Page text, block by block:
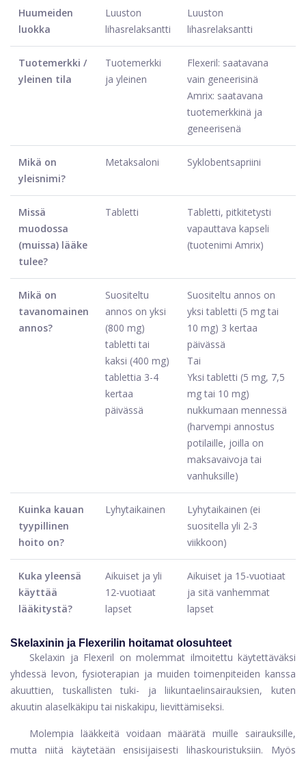
Huumeiden
luokka
Luuston
lihasrelaksantti
Luuston
lihasrelaksantti
Tuotemerkki /
yleinen tila
Tuotemerkki
ja yleinen
Flexeril: saatavana
vain geneerisinä
Amrix: saatavana
tuotemerkkinä ja
geneerisenä
Mikä on
yleisnimi?
Metaksaloni Syklobentsapriini
Missä
muodossa
(muissa) lääke
tulee?
Tabletti
Tabletti, pitkitetysti
vapauttava kapseli
(tuotenimi Amrix)
Mikä on
tavanomainen
annos?
Suositeltu
annos on yksi
(800 mg)
tabletti tai
kaksi (400 mg)
tablettia 3-4
kertaa
päivässä
Suositeltu annos on
yksi tabletti (5 mg tai
10 mg) 3 kertaa
päivässä
Tai
Yksi tabletti (5 mg, 7,5
mg tai 10 mg)
nukkumaan mennessä
(harvempi annostus
potilaille, joilla on
maksavaivoja tai
vanhuksille)
Kuinka kauan
tyypillinen
hoito on?
Lyhytaikainen
Lyhytaikainen (ei
suositella yli 2-3
viikkoon)
Kuka yleensä
käyttää
lääkitystä?
Aikuiset ja yli
12-vuotiaat
lapset
Aikuiset ja 15-vuotiaat
ja sitä vanhemmat
lapset
Skelaxinin ja Flexerilin hoitamat olosuhteet
Skelaxin ja Flexeril on molemmat ilmoitettu käytettäväksi
yhdessä levon, fysioterapian ja muiden toimenpiteiden kanssa
akuuttien, tuskallisten tuki- ja liikuntaelinsairauksien, kuten
akuutin alaselkäkipu tai niskakipu, lievittämiseksi.
Molempia lääkkeitä voidaan määrätä muille sairauksille,
mutta niitä käytetään ensisijaisesti lihaskouristuksiin. Myös